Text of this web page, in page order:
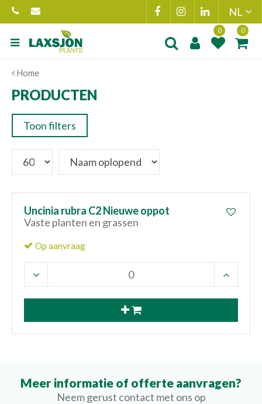
Ga
naar
content
Home
PRODUCTEN
Toon filters
Uncinia rubra C2 Nieuwe oppot
Vaste planten en grassen
Op aanvraag
Meer informatie of offerte aanvragen?
Neem gerust contact met ons op